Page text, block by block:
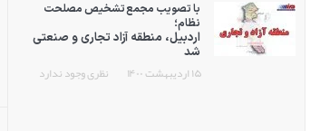
با تصویب مجمع تشخیص مصلحت
نظام؛
اردبیل، منطقه آزاد تجاری و صنعتی
شد
۱۵ اردیبهشت ۱۴۰۰ نظری وجود ندارد